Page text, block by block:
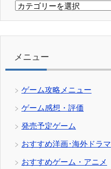
カ
リ
メニュー
ゲーム攻略メニュー
ゲーム感想・評価
発売予定ゲーム
おすすめ洋画･海外ドラマ
おすすめゲーム・アニメ